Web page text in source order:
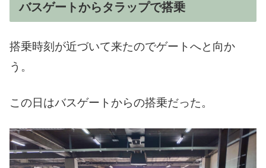
バスゲートからタラップで搭乗
搭乗時刻が近づいて来たのでゲートへと向か
う。
この日はバスゲートからの搭乗だった。